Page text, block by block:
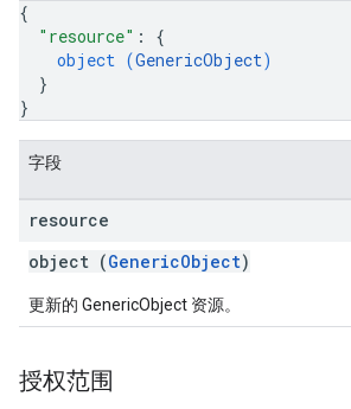
{
"resource" : {
object (GenericObject)
}
}
字段
resource
object (GenericObject)
更新的 GenericObject 资源。
授权范围